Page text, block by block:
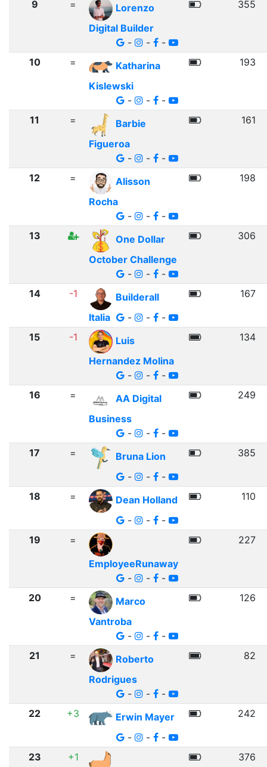
9 =
Lorenzo
Digital Builder
-
- -
355
10 =
Katharina
Kislewski
-
- -
193
11 =
Barbie
Figueroa
-
- -
161
12 =
Alisson
Rocha
-
- -
198
13
One Dollar
October Challenge
-
- -
306
14 -1
Builderall
Italia
- - -
167
15 -1
Luis
Hernandez Molina
-
- -
134
16 =
AA Digital
Business
-
- -
249
17 =
Bruna Lion
-
- -
385
18 =
Dean Holland
-
- -
110
19
=
EmployeeRunaway
-
- -
227
20 =
Marco
Vantroba
-
- -
126
21 =
Roberto
Rodrigues
-
- -
82
22 +3
Erwin Mayer
-
- -
242
23
+1
376